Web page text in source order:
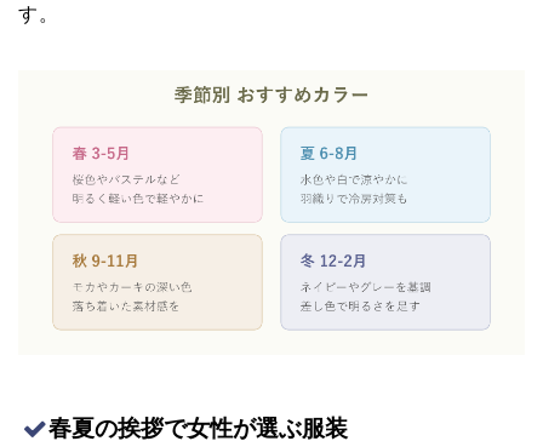
す。
春夏の挨拶で女性が選ぶ服装